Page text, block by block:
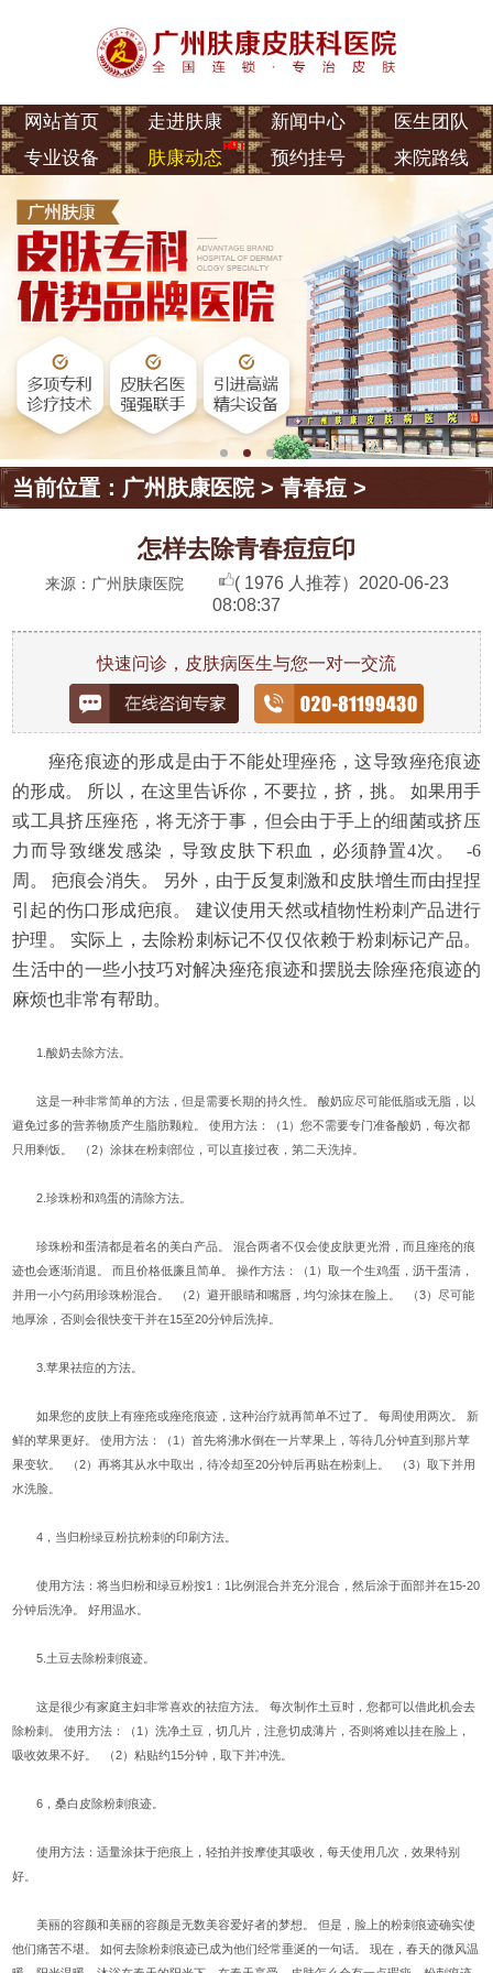
网站首页 走进肤康 新闻中心
医生团队
专业设备
肤康动态 预约挂号 来院路线
当前位置： 广州肤康医院>青春痘 >
怎样去除青春痘痘印
来源：广州肤康医院 ( 1976 人推荐） 2020-06-23
08:08:37
快速问诊，皮肤病医生与您一对一交流
痤疮痕迹的形成是由于不能处理痤疮，这导致痤疮痕迹
的形成。 所以，在这里告诉你，不要拉，挤，挑。 如果用手
或工具挤压痤疮，将无济于事，但会由于手上的细菌或挤压
力而导致继发感染，导致皮肤下积血，必须静置4次。 -6
周。 疤痕会消失。 另外，由于反复刺激和皮肤增生而由捏捏
引起的伤口形成疤痕。 建议使用天然或植物性粉刺产品进行
护理。 实际上，去除粉刺标记不仅仅依赖于粉刺标记产品。
生活中的一些小技巧对解决痤疮痕迹和摆脱去除痤疮痕迹的
麻烦也非常有帮助。
1.酸奶去除方法。
这是一种非常简单的方法，但是需要长期的持久性。 酸奶应尽可能低脂或无脂，以
避免过多的营养物质产生脂肪颗粒。 使用方法：（1）您不需要专门准备酸奶，每次都
只用剩饭。 （2）涂抹在粉刺部位，可以直接过夜，第二天洗掉。
2.珍珠粉和鸡蛋的清除方法。
珍珠粉和蛋清都是着名的美白产品。 混合两者不仅会使皮肤更光滑，而且痤疮的痕
迹也会逐渐消退。 而且价格低廉且简单。 操作方法：（1）取一个生鸡蛋，沥干蛋清，
并用一小勺药用珍珠粉混合。 （2）避开眼睛和嘴唇，均匀涂抹在脸上。 （3）尽可能
地厚涂，否则会很快变干并在15至20分钟后洗掉。
3.苹果祛痘的方法。
如果您的皮肤上有痤疮或痤疮痕迹，这种治疗就再简单不过了。 每周使用两次。 新
鲜的苹果更好。 使用方法：（1）首先将沸水倒在一片苹果上，等待几分钟直到那片苹
果变软。 （2）再将其从水中取出，待冷却至20分钟后再贴在粉刺上。 （3）取下并用
水洗脸。
4，当归粉绿豆粉抗粉刺的印刷方法。
使用方法：将当归粉和绿豆粉按1：1比例混合并充分混合，然后涂于面部并在15-20
分钟后洗净。 好用温水。
5.土豆去除粉刺痕迹。
这是很少有家庭主妇非常喜欢的祛痘方法。 每次制作土豆时，您都可以借此机会去
除粉刺。 使用方法：（1）洗净土豆，切几片，注意切成薄片，否则将难以挂在脸上，
吸收效果不好。 （2）粘贴约15分钟，取下并冲洗。
6，桑白皮除粉刺痕迹。
使用方法：适量涂抹于疤痕上，轻拍并按摩使其吸收，每天使用几次，效果特别
好。
美丽的容颜和美丽的容颜是无数美容爱好者的梦想。 但是，脸上的粉刺痕迹确实使
他们痛苦不堪。 如何去除粉刺痕迹已成为他们经常垂涎的一句话。 现在，春天的微风温